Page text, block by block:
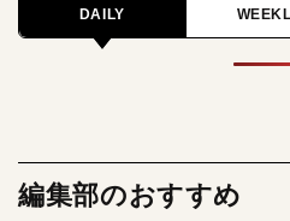
DAILY
編集部のおすすめ